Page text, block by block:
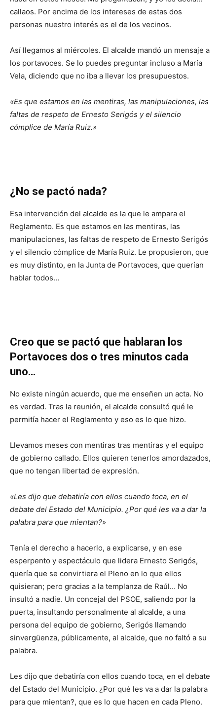
callaos. Por encima de los intereses de estas dos
personas nuestro interés es el de los vecinos.
Así llegamos al miércoles. El alcalde mandó un mensaje a
los portavoces. Se lo puedes preguntar incluso a María
Vela, diciendo que no iba a llevar los presupuestos.
«Es que estamos en las mentiras, las manipulaciones, las
faltas de respeto de Ernesto Serigós y el silencio
cómplice de María Ruiz.»
¿No se pactó nada?
Esa intervención del alcalde es la que le ampara el
Reglamento. Es que estamos en las mentiras, las
manipulaciones, las faltas de respeto de Ernesto Serigós
y el silencio cómplice de María Ruiz. Le propusieron, que
es muy distinto, en la Junta de Portavoces, que querían
hablar todos…
Creo que se pactó que hablaran los
Portavoces dos o tres minutos cada
uno…
No existe ningún acuerdo, que me enseñen un acta. No
es verdad. Tras la reunión, el alcalde consultó qué le
permitía hacer el Reglamento y eso es lo que hizo.
Llevamos meses con mentiras tras mentiras y el equipo
de gobierno callado. Ellos quieren tenerlos amordazados,
que no tengan libertad de expresión.
«Les dijo que debatiría con ellos cuando toca, en el
debate del Estado del Municipio. ¿Por qué les va a dar la
palabra para que mientan?»
Tenía el derecho a hacerlo, a explicarse, y en ese
esperpento y espectáculo que lidera Ernesto Serigós,
quería que se convirtiera el Pleno en lo que ellos
quisieran; pero gracias a la templanza de Raúl… No
insultó a nadie. Un concejal del PSOE, saliendo por la
puerta, insultando personalmente al alcalde, a una
persona del equipo de gobierno, Serigós llamando
sinvergüenza, públicamente, al alcalde, que no faltó a su
palabra.
Les dijo que debatiría con ellos cuando toca, en el debate
del Estado del Municipio. ¿Por qué les va a dar la palabra
para que mientan?, que es lo que hacen en cada Pleno.